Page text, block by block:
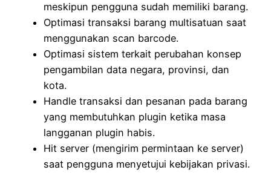
meskipun pengguna sudah memiliki barang.
Optimasi transaksi barang multisatuan saat
menggunakan scan barcode.
Optimasi sistem terkait perubahan konsep
pengambilan data negara, provinsi, dan
kota.
Handle transaksi dan pesanan pada barang
yang membutuhkan plugin ketika masa
langganan plugin habis.
Hit server (mengirim permintaan ke server)
saat pengguna menyetujui kebijakan privasi.